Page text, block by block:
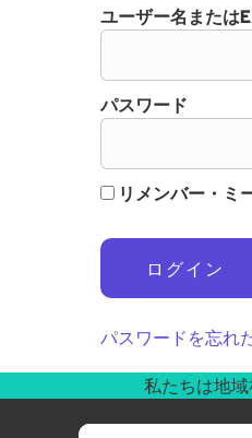
ユーザー名または
パスワード
リメンバー・ミ
パスワードを忘れ
私たちは地